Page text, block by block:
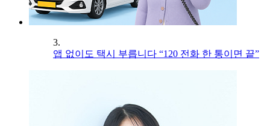
3.
앱 없이도 택시 부릅니다 “120 전화 한 통이면 끝”